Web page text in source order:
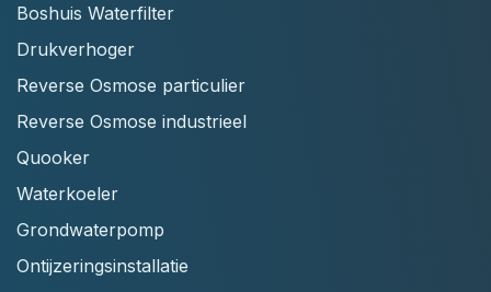
Boshuis Waterfilter
Drukverhoger
Reverse Osmose particulier
Reverse Osmose industrieel
Quooker
Waterkoeler
Grondwaterpomp
Ontijzeringsinstallatie